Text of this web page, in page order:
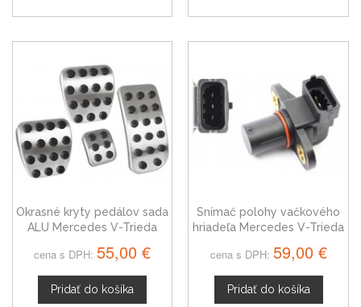
Okrasné kryty pedálov sada
ALU Mercedes V-Trieda
cena s DPH: 55,00 €
Pridať do košíka
Snímač polohy vačkového
hriadeľa Mercedes V-Trieda
cena s DPH: 59,00 €
Pridať do košíka